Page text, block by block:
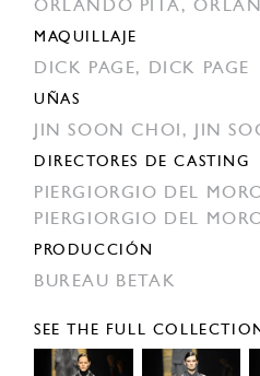
ORLANDO PITA,
MAQUILLAJE
DICK PAGE, DICK PAGE
UÑAS
JIN SOON CHOI, JIN
DIRECTORES DE CASTING
PIERGIORGIO DEL
PIERGIORGIO DEL
PRODUCCIÓN
BUREAU BETAK
SEE THE FULL